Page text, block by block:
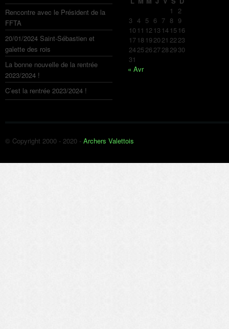
Rencontre avec le Président de la
FFTA
20/01/2024 Saint-Sébastien et
galette des rois
La bonne nouvelle de la rentrée
2023/2024 !
C’est la rentrée 2023/2024 !
1 2
3 4 5 6 7 8 9
10 11 12 13 14 15 16
17 18 192021 2223
24252627282930
31
« Avr
© Copyright 2000 - 2020 - Archers Valettois